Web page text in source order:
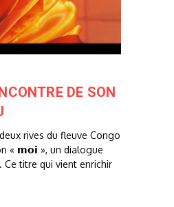
DE SON
rives du fleuve Congo
« 𝗺𝗼𝗶 », un dialogue
titre qui vient enrichir